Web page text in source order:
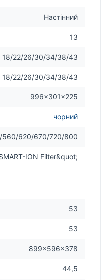
Настінний
13
18/22/26/30/34/38/43
18/22/26/30/34/38/43
996×301×225
чорний
620/670/720/800
ION Filter&quot;
53
53
899×596×378
44,5